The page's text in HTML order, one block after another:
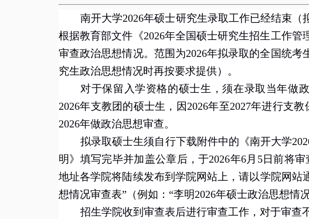
南开大学2026年硕士研究生录取工作已经结束（
根据教育部文件 《2026年全国硕士研究生招生工作管
审查政治思想情况。范围为2026年拟录取的全国统考
究生政治思想情况时再按要求提供）。
对于保留入学资格的硕士生，须在录取当年做
2026年支教团的硕士生，因2026年至2027年进行支教
2026年做政治思想审查。
拟录取硕士生须自行下载附件中的《南开大学202
明》填写完毕并加盖公章后，于2026年6月 5日前将审
地址各学院将陆续发布到学院网站上，请以学院网站
想情况审查表”（例如：“李明2026年硕士政治思想情
招生学院收到审查表后进行审查工作，对于审查